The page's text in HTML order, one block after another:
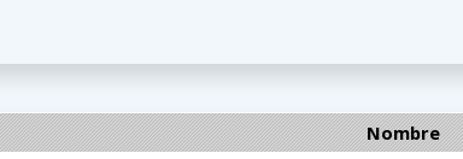
Nombre